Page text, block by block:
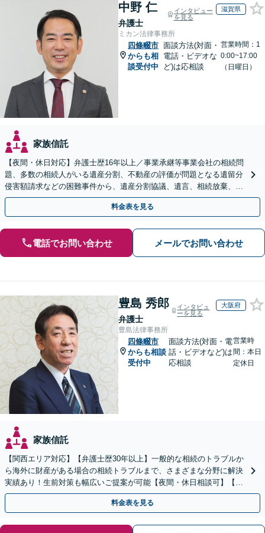
中野 仁
弁護士
インタビュー
を見る
滋賀県
ミカン法律事務所
四條畷市
からも相
談受付中
面談方法(対面・
電話・ビデオな
ど)は応相談
営業時間：1
0:00~17:00
（日曜日）
家族信託
【夜間・休日対応】弁護士歴16年以上／事業承継等事業会社の相続問
題、多数の相続人がいる遺産分割、不動産の評価が問題となる遺留分
侵害額請求などの困難事件から、遺産分割協議、遺言、相続放棄、使
途不明金の調査まで、全般の経験豊富【JR草津駅2分】
料金表を見る
電話でお問い合わせ メールでお問い合わせ
豊島 秀郎
弁護士
インタビュ
ーを見る
大阪府
豊島法律事務所
四條畷市
からも相談
受付中
面談方法(対面・電
話・ビデオなど)は
応相談
営業時
間：本日
定休日
家族信託
【関西エリア対応】【弁護士歴30年以上】一般的な相続のトラブルか
ら海外に財産がある場合の相続トラブルまで、さまざまな分野に解決
実績あり！生前対策も幅広いご提案が可能【夜間・休日相談可】【完
全個室】
料金表を見る